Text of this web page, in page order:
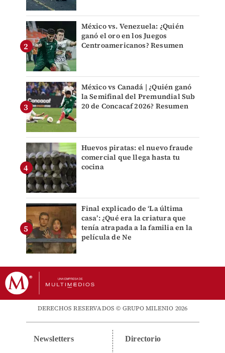
México vs. Venezuela: ¿Quién
ganó el oro en los Juegos
Centroamericanos? Resumen
México vs Canadá | ¿Quién ganó
la Semifinal del Premundial Sub
20 de Concacaf 2026? Resumen
Huevos piratas: el nuevo fraude
comercial que llega hasta tu
cocina
Final explicado de ‘La última
casa’: ¿Qué era la criatura que
tenía atrapada a la familia en la
película de Ne
DERECHOS RESERVADOS © GRUPO MILENIO 2026
Newsletters Directorio